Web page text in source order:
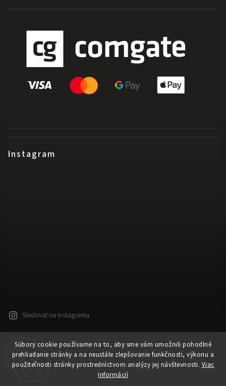
Súbory cookie používame na to, aby sme vám umožnili pohodlné
prehliadanie stránky a na neustále zlepšovanie funkčnosti, výkonu a
použiteľnosti stránky prostredníctvom analýzy jej návštevnosti. Viac
Informácií
Instagram
Sledovat na Instagramu
Copyright 2026Released. Všechna práva vyhrazena.
Upravit nastavení cookies
Shoptet| Design